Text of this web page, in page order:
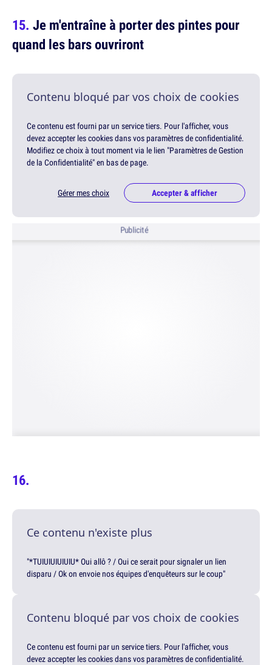
Je m'entraîne à porter des pintes pour
quand les bars ouvriront
Contenu bloqué par vos choix de cookies
Ce contenu est fourni par un service tiers. Pour l'afficher, vous
devez accepter les cookies dans vos paramètres de confidentialité.
Modifiez ce choix à tout moment via le lien "Paramètres de Gestion
de la Confidentialité" en bas de page.
Gérer mes choix Accepter & afficher
Publicité
Ce contenu n'existe plus
"*TUIUIUIUIUIU* Oui allô ? / Oui ce serait pour signaler un lien
disparu / Ok on envoie nos équipes d'enquêteurs sur le coup"
Contenu bloqué par vos choix de cookies
Ce contenu est fourni par un service tiers. Pour l'afficher, vous
devez accepter les cookies dans vos paramètres de confidentialité.